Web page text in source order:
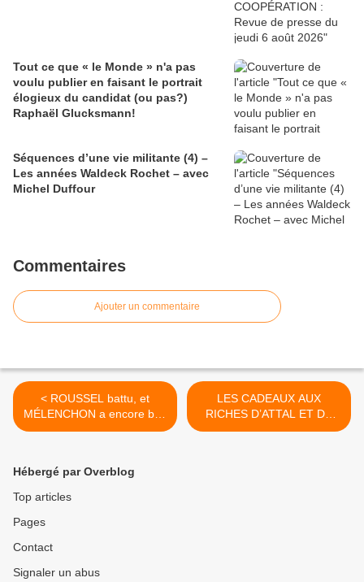
Tout ce que « le Monde » n'a pas
voulu publier en faisant le portrait
élogieux du candidat (ou pas?)
Raphaël Glucksmann!
Séquences d’une vie militante (4) –
Les années Waldeck Rochet – avec
Michel Duffour
Commentaires
Ajouter un commentaire
< ROUSSEL battu, et
MÉLENCHON a encore bon
dos au PCF – Par Gilles
LES CADEAUX AUX
RICHES D’ATTAL ET DE
BARDELLA : LE CHOC
Hébergé par Overblog
Top articles
Pages
Contact
Signaler un abus